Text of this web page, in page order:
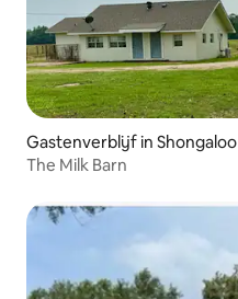
Gastenverblijf in Shongaloo
The Milk Barn